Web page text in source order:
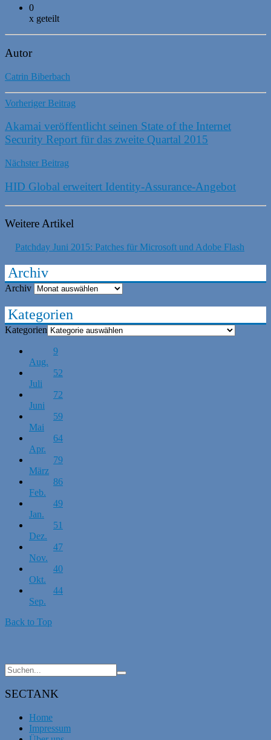
0
x geteilt
Autor
Catrin Biberbach
Vorheriger Beitrag
Akamai veröffentlicht seinen State of the Internet
Security Report für das zweite Quartal 2015
Nächster Beitrag
HID Global erweitert Identity-Assurance-Angebot
Weitere Artikel
Patchday Juni 2015: Patches für Microsoft und Adobe Flash
Archiv
Archiv
Kategorien
Kategorien
9
Aug.
52
Juli
72
Juni
59
Mai
64
Apr.
79
März
86
Feb.
49
Jan.
51
Dez.
47
Nov.
40
Okt.
44
Sep.
Back to Top
SECTANK
Home
Impressum